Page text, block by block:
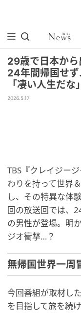
29歳で日本から
24年間帰国せ
「凄い人生だな」
2026.5.17
TBS『クレイジー
わりを持って世界
し、その特異な体
回の放送回では、
の男性が登場。明
ジオ衝撃…？
無帰国世界一周
今回番組が取材し
を目指して旅を続